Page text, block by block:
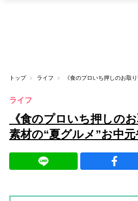
トップ ライフ
ライフ
《食のプロいち押しの
素材の“夏グルメ”お中元